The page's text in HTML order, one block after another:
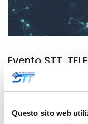
Questo sito web
Evento STT,
L’EVOLUZIONE